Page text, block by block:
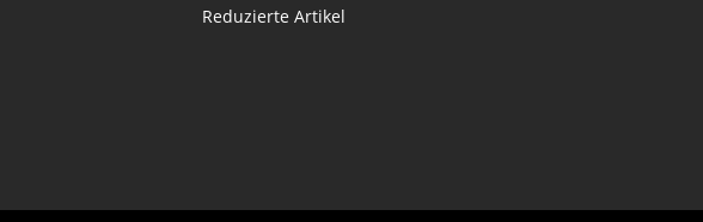
Reduzierte Artikel